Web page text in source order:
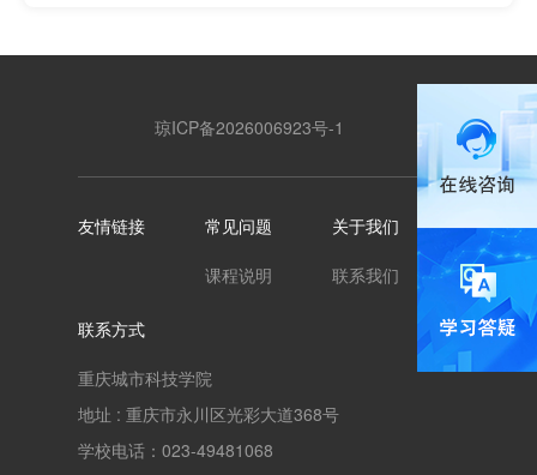
琼ICP备2026006923号-1
友情链接 常见问题
课程说明
关于我们
联系我们
联系方式
重庆城市科技学院
地址 : 重庆市永川区光彩大道368号
学校电话：023-49481068